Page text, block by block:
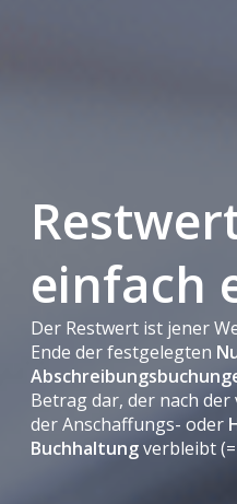
einfach
Der Restwert ist jener
Ende der festgelegten
Betrag dar, der nach
der Anschaffungs- oder
Buchhaltungverbleibt (=